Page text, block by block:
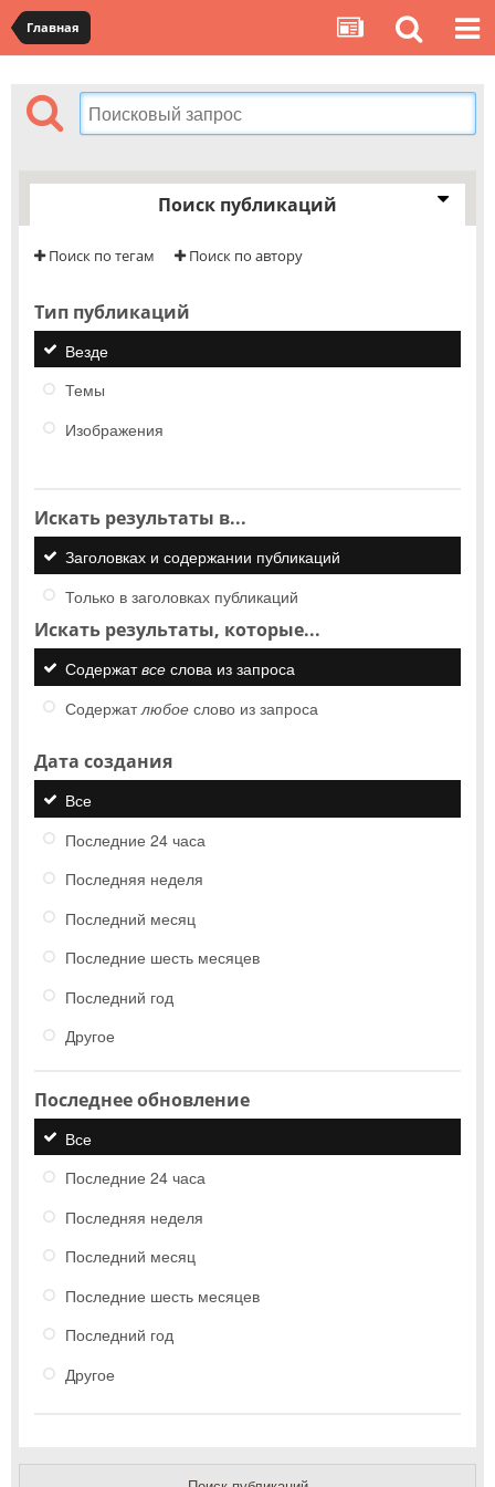
Главная
Поиск публикаций
Поиск по тегам Поиск по автору
Тип публикаций
Везде
Темы
Изображения
Искать результаты в...
Заголовках и содержании публикаций
Только в заголовках публикаций
Искать результаты, которые...
Содержатвсе слова из запроса
Содержатлюбое слово из запроса
Дата создания
Все
Последние 24 часа
Последняя неделя
Последний месяц
Последние шесть месяцев
Последний год
Другое
Последнее обновление
Все
Последние 24 часа
Последняя неделя
Последний месяц
Последние шесть месяцев
Последний год
Другое